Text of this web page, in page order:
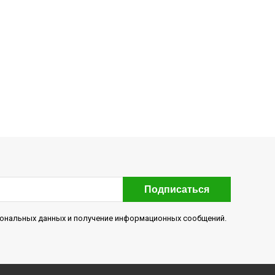
Подписаться
данных и получение информационных сообщений.